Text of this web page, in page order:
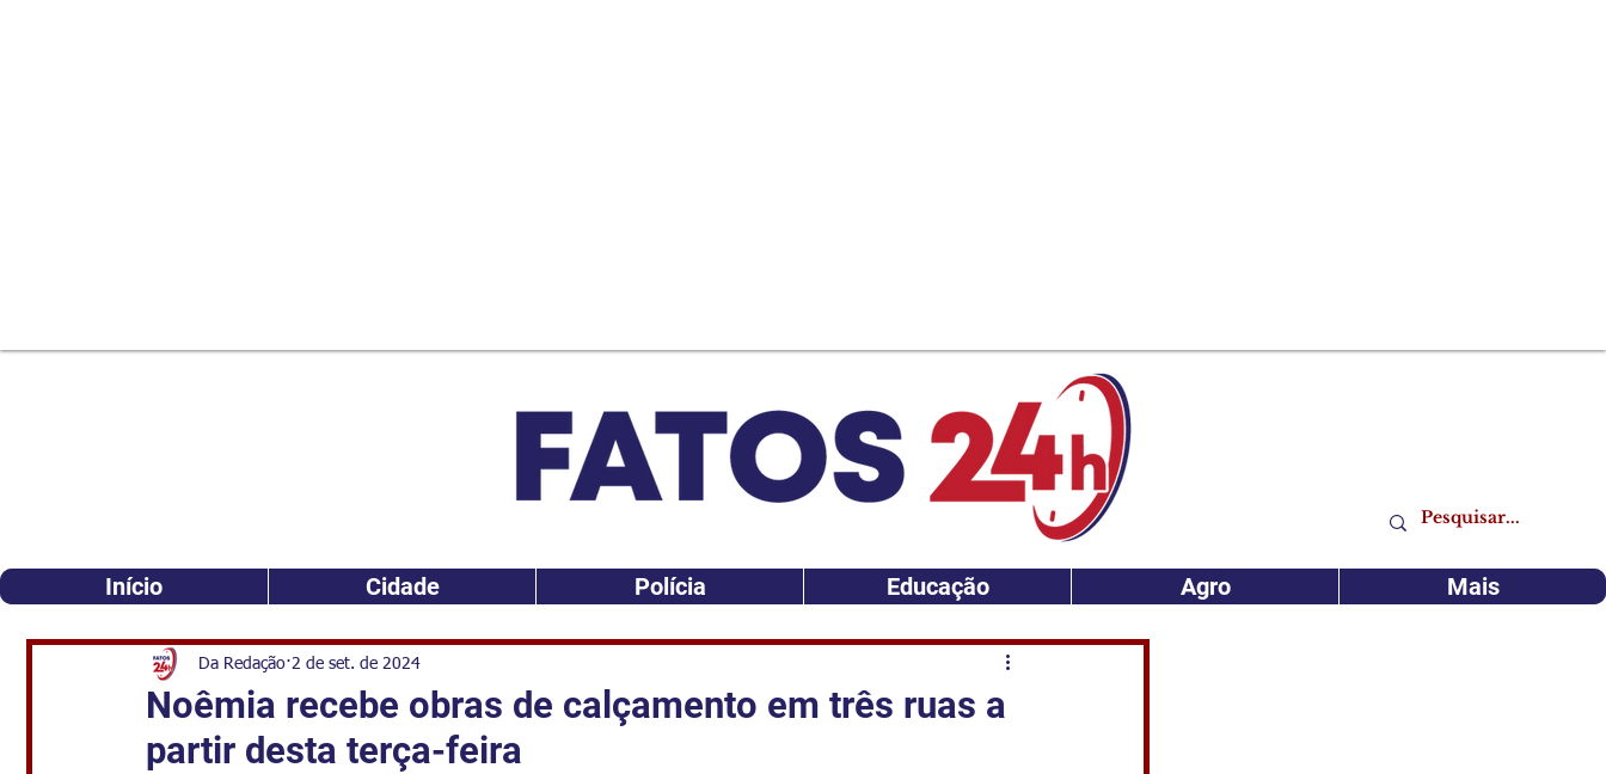
Início Cidade Polícia Educação Agro Mais
Noêmia recebe obras de calçamento em três ruas a
partir desta terça-feira
Da Redação 2 de set. de 2024